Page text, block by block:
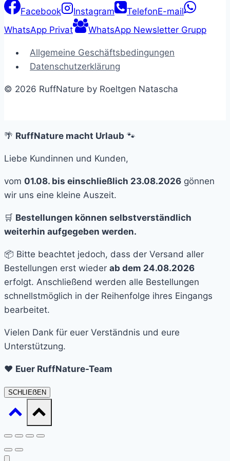
Facebook Instagram TelefonE-mail
WhatsApp Privat
WhatsApp Newsletter Grupp
Allgemeine Geschäftsbedingungen
Datenschutzerklärung
© 2026 RuffNature by Roeltgen Natascha
🌴 RuffNature macht Urlaub 🐾
Liebe Kundinnen und Kunden,
vom 01.08. bis einschließlich 23.08.2026 gönnen
wir uns eine kleine Auszeit.
🛒 Bestellungen können selbstverständlich
weiterhin aufgegeben werden.
📦 Bitte beachtet jedoch, dass der Versand aller
Bestellungen erst wieder ab dem 24.08.2026
erfolgt. Anschließend werden alle Bestellungen
schnellstmöglich in der Reihenfolge ihres Eingangs
bearbeitet.
Vielen Dank für euer Verständnis und eure
Unterstützung.
❤️ Euer RuffNature-Team
SCHLIEẞEN